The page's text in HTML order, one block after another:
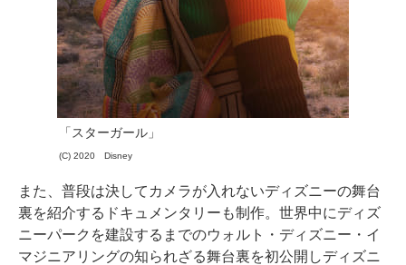
「スターガール」
(C) 2020 Disney
また、普段は決してカメラが入れないディズニーの舞台
裏を紹介するドキュメンタリーも制作。世界中にディズ
ニーパークを建設するまでのウォルト・ディズニー・イ
マジニアリングの知られざる舞台裏を初公開しディズニ